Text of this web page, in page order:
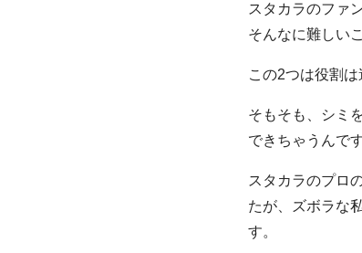
スタカラのファ
そんなに難しい
この2つは役割
そもそも、シミ
できちゃうんです
スタカラのプロ
たが、ズボラな
す。